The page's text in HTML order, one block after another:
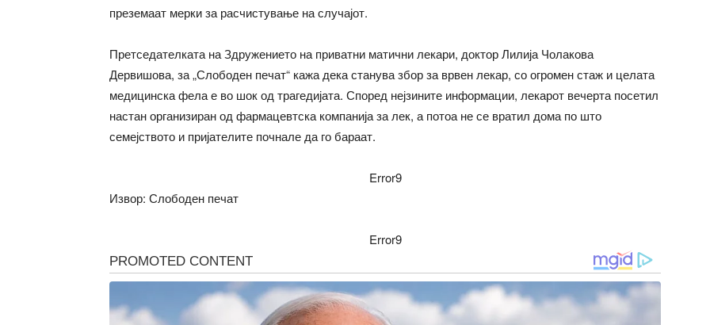
преземаат мерки за расчистување на случајот.
Претседателката на Здружението на приватни матични лекари, доктор Лилија Чолакова
Дервишова, за „Слободен печат“ кажа дека станува збор за врвен лекар, со огромен стаж и целата
медицинска фела е во шок од трагедијата. Според нејзините информации, лекарот вечерта посетил
настан организиран од фармацевтска компанија за лек, а потоа не се вратил дома по што
семејството и пријателите почнале да го бараат.
Error9
Извор: Слободен печат
Error9